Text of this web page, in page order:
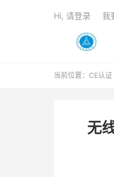
Hi, 请登录 我
当前位置： CE认证
无